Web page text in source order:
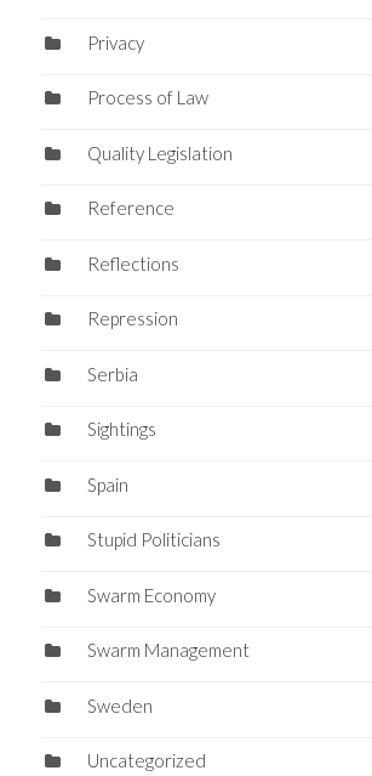
Privacy
Process of Law
Quality Legislation
Reference
Reflections
Repression
Serbia
Sightings
Spain
Stupid Politicians
Swarm Economy
Swarm Management
Sweden
Uncategorized